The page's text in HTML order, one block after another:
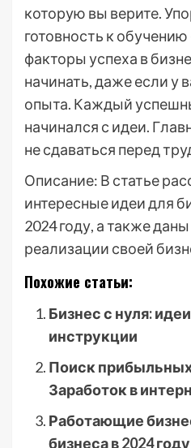
которую вы верите.
готовность к
факторы успеха в
начинать, даже если у
опыта. Каждый
начинался с идеи.
не сдаваться перед
Описание: В статье
интересные идеи для
2024 году, а также
реализации своей
Похожие статьи:
Бизнес с нуля:
инструкции
Поиск
Заработок в
Работающие
бизнеса в 2024 году